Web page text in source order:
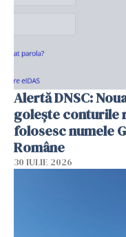
Alertă DNSC:
golește conturile
folosesc numele
Române
30 IULIE 2026